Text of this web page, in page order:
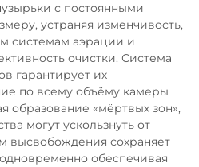
с постоянными
устраняя изменчивость,
системам аэрации и
очистки. Система
гарантирует их
по всему объёму камеры
образование «мёртвых зон»,
могут ускользнуть от
высвобождения сохраняет
обеспечивая